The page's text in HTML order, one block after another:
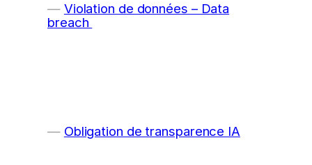
Violation de données – Data
breach
Obligation de transparence IA